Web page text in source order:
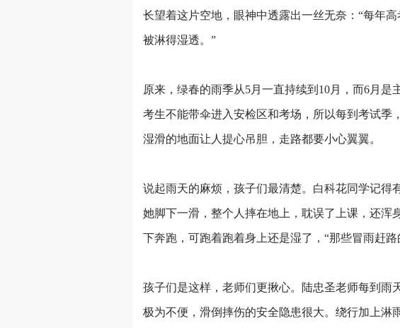
长望着这片空地，眼神中透露出一丝无奈：“每年
被淋得湿透。”
原来，绿春的雨季从5月一直持续到10月，而6月
考生不能带伞进入安检区和考场，所以每到考试
湿滑的地面让人提心吊胆，走路都要小心翼翼。
说起雨天的麻烦，孩子们最清楚。白科花同学记得
她脚下一滑，整个人摔在地上，耽误了上课，还浑
下奔跑，可跑着跑着身上还是湿了，“那些冒雨赶路
孩子们是这样，老师们更揪心。陆忠圣老师每到
极为不便，滑倒摔伤的安全隐患很大。绕行加上淋